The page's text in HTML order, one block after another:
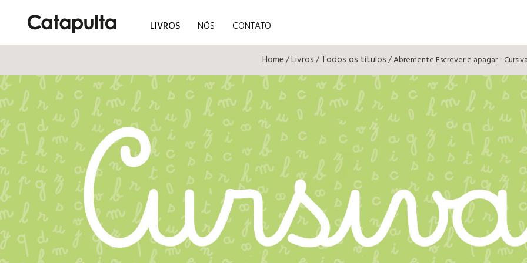
LIVROS NÓS CONTATO
Home/Livros/Todos os títulos/ Abremente Escrever e apagar -